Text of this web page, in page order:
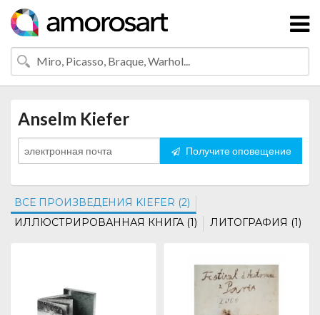
Anselm Kiefer
Получите оповещение
ВСЕ ПРОИЗВЕДЕНИЯ KIEFER (2)
ИЛЛЮСТРИРОВАННАЯ КНИГА (1)
ЛИТОГРАФИЯ (1)